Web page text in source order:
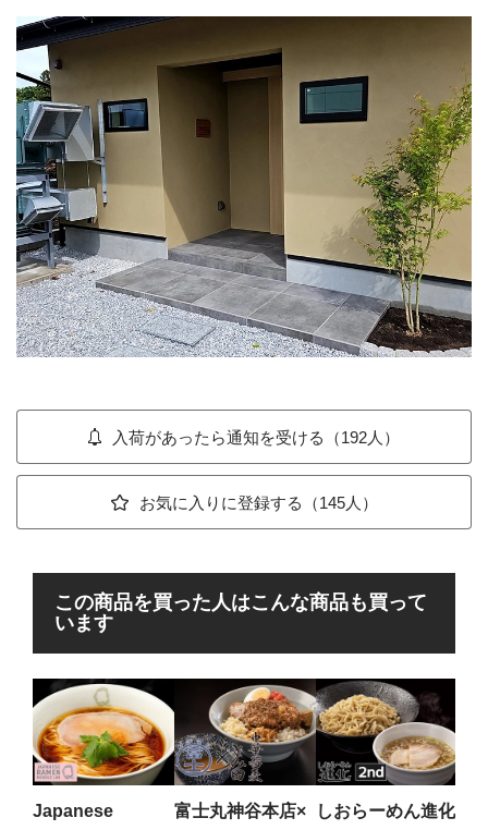
入荷があったら通知を受ける（192人）
お気に入りに登録する（145人）
この商品を買った人はこんな商品も買って
います
Japanese
富士丸神谷本店×
しおらーめん進化